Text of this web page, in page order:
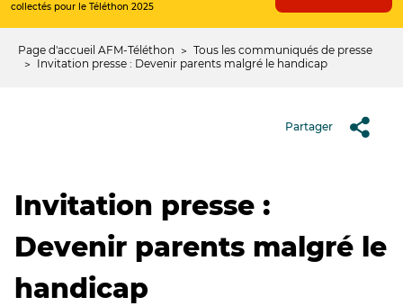
collectés pour le Téléthon 2025
Fil
Page d'accueil AFM-Téléthon
Tous les communiqués de presse
Invitation presse : Devenir parents malgré le handicap
Partager
Invitation presse :
Devenir parents malgré le
handicap